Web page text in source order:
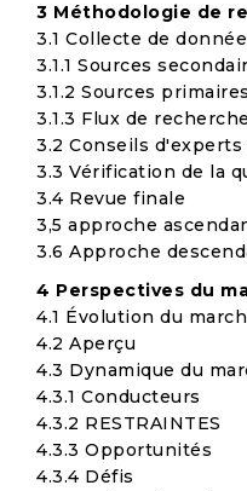
3 Méthodologie de
3.1 Collecte de
3.1.1 Sources
3.1.2 Sources primaires
3.1.3 Flux de recherche
3.2 Conseils
3.3 Vérification de la
3.4 Revue finale
3,5 approche
3.6 Approche
4 Perspectives du
4.1 Évolution du
4.2 Aperçu
4.3 Dynamique du
4.3.1 Conducteurs
4.3.2 RESTRAINTES
4.3.3 Opportunités
4.3.4 Défis